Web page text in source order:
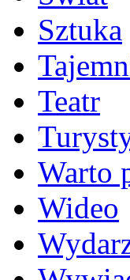
Sztuka
Teatr
Warto
Wideo